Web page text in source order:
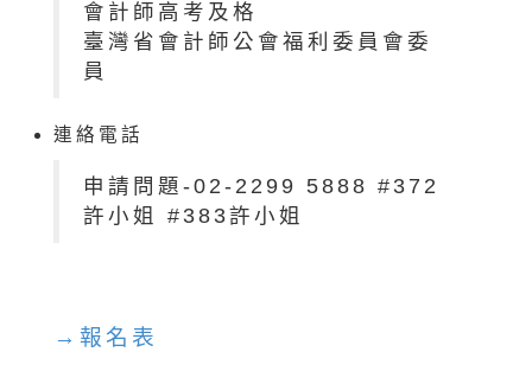
會計師高考及格
臺灣省會計師公會福利委員會委
員
連絡電話
申請問題-02-2299 5888 #372
許小姐 #383許小姐
→報名表